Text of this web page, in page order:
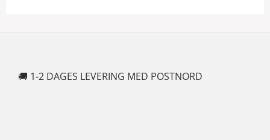
🚚 1-2 DAGES LEVERING MED POSTNORD